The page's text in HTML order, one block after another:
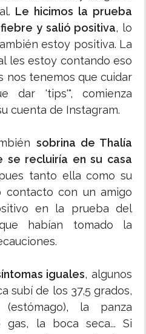
Le hicimos la prueba
y salió positiva, lo
estoy positiva. La
les estoy contando eso
nos tenemos que cuidar
dar 'tips'", comienza
cuenta de Instagram.
sobrina de Thalía
se recluiría en su casa
tanto ella como su
contacto con un amigo
en la prueba del
habían tomado la
iguales, algunos
subí de los 37,5 grados,
la panza
gas, la boca seca... Si